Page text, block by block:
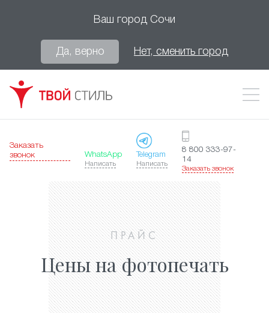
Ваш город Сочи
Да, верно Нет, сменить город
Заказать
звонок
WhatsApp
Написать
Telegram
Написать
8 800 333-97-
14
Заказать звонок
ПРАЙС
Цены на фотопечать